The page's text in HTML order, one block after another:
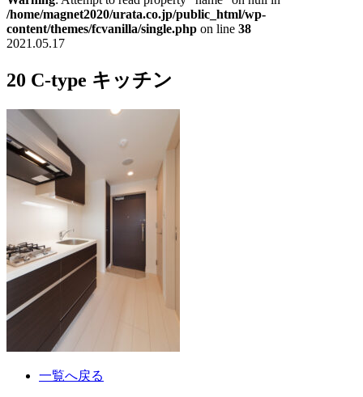
/home/magnet2020/urata.co.jp/public_html/wp-
content/themes/fcvanilla/single.php on line 38
2021.05.17
20 C-type キッチン
一覧へ戻る